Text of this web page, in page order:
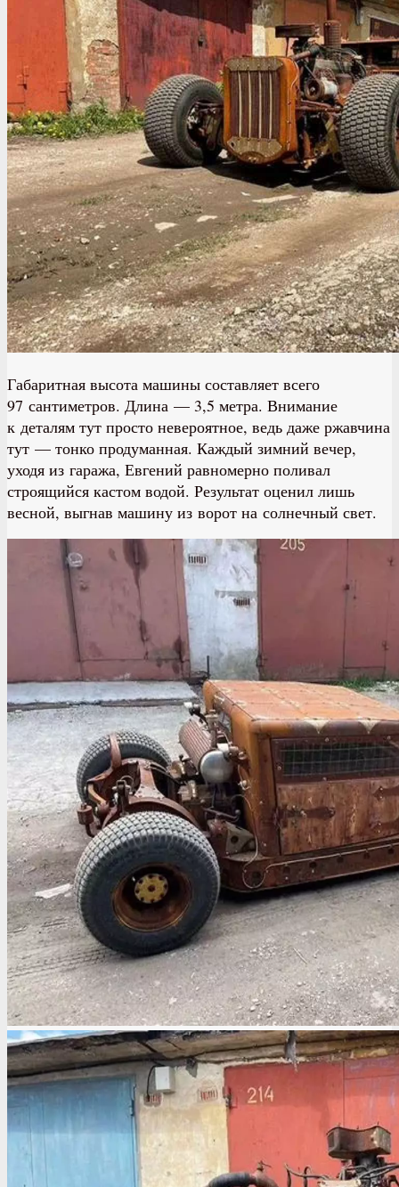
Габаритная высота машины составляет всего
97 сантиметров. Длина — 3,5 метра. Внимание
к деталям тут просто невероятное, ведь даже ржавчина
тут — тонко продуманная. Каждый зимний вечер,
уходя из гаража, Евгений равномерно поливал
строящийся кастом водой. Результат оценил лишь
весной, выгнав машину из ворот на солнечный свет.